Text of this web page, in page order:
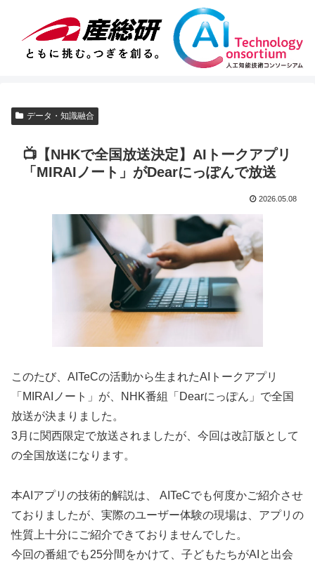
データ・知識融合
📺【NHKで全国放送決定】AIトークアプリ
「MIRAIノート」がDearにっぽんで放送
2026.05.08
このたび、AITeCの活動から生まれたAIトークアプリ
「MIRAIノート」が、NHK番組「Dearにっぽん」で全国
放送が決まりました。
3月に関西限定で放送されましたが、今回は改訂版として
の全国放送になります。
本AIアプリの技術的解説は、 AITeCでも何度かご紹介させ
ておりましたが、実際のユーザー体験の現場は、アプリの
性質上十分にご紹介できておりませんでした。
今回の番組でも25分間をかけて、子どもたちがAIと出会